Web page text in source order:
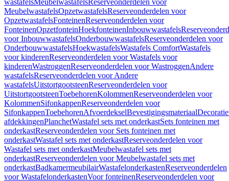
wastafelsMeubelwastafelsReserveonderdelen voor
MeubelwastafelsOpzetwastafelsReserveonderdelen voor
OpzetwastafelsFonteinenReserveonderdelen voor
FonteinenOpzetfonteinHoekfonteinenInbouwwastafels
voor InbouwwastafelsOnderbouwwastafelsReserveonderdelen voor
OnderbouwwastafelsHoekwastafelsWastafels ComfortWastafels
voor kinderenReserveonderdelen voor Wastafels voor
kinderenWastroggenReserveonderdelen voor WastroggenAndere
wastafelsReserveonderdelen voor Andere
wastafelsUitstortgootsteenReserveonderdelen voor
UitstortgootsteenToebehorenKolommenReserveonderdelen voor
KolommenSifonkappenReserveonderdelen voor
SifonkappenToebehorenAfvoerdekselBevestigingsmateriaal
afdekkingenPlanchetWastafel sets met onderkastSets fonteinen met
onderkastReserveonderdelen voor Sets fonteinen met
onderkastWastafel sets met onderkastReserveonderdelen voor
Wastafel sets met onderkastMeubelwastafel sets met
onderkastReserveonderdelen voor Meubelwastafel sets met
onderkastBadkamermeubilairWastafelonderkastenReserveonderdelen
voor WastafelonderkastenVoor fonteinenReserveonderdelen voor